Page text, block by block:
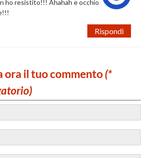
ho resistito!!! Ahahah e occhio
Rispondi
ora il tuo commento(*